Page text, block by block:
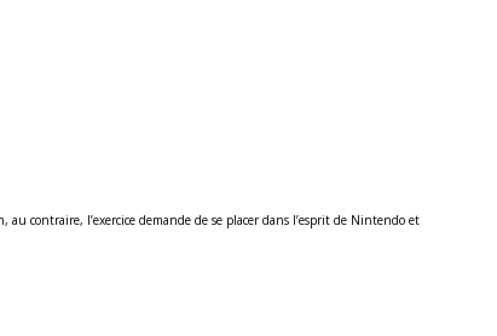
au contraire, l’exercice demande de se placer dans l’esprit de Nintendo et